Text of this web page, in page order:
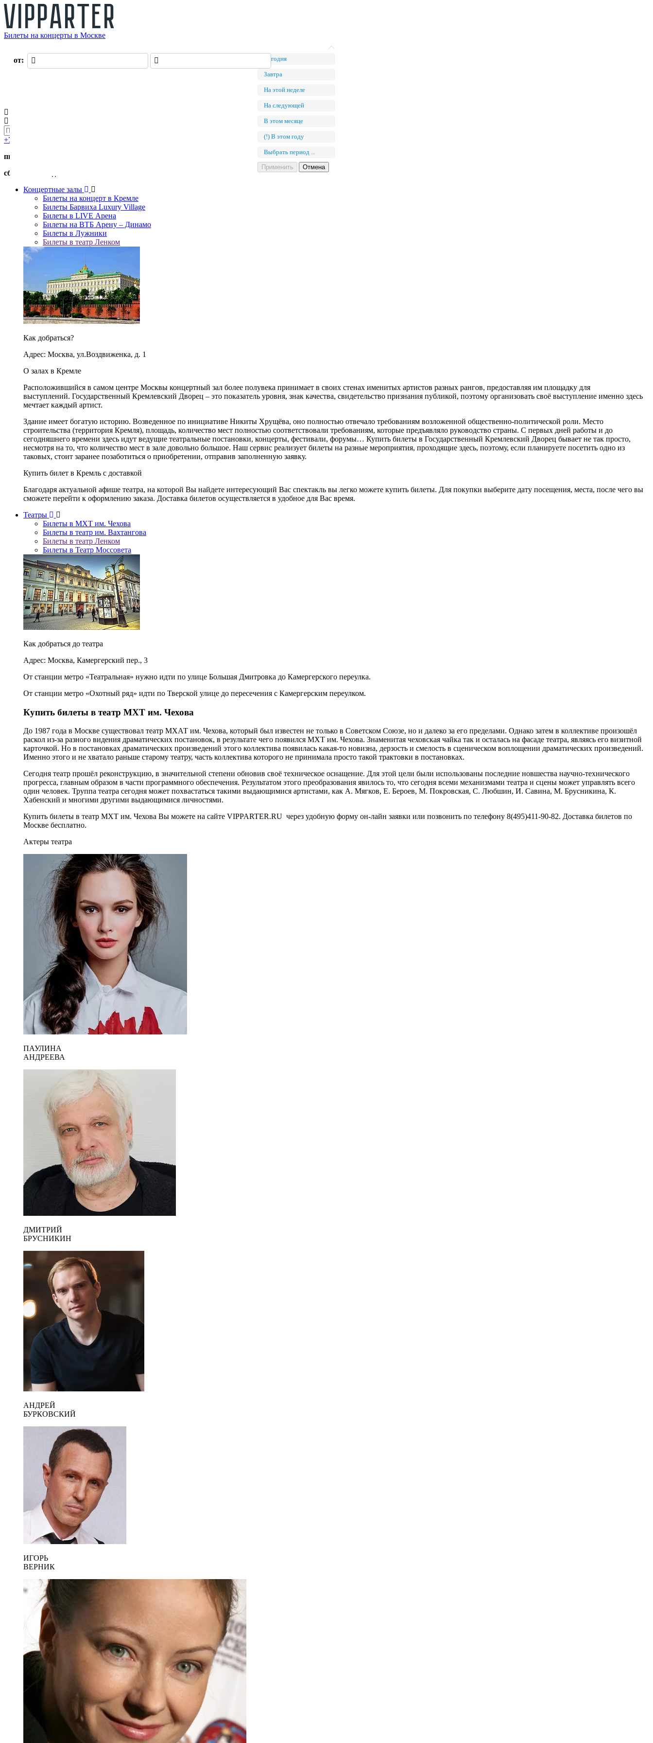
Билеты на концерты в Москве
О нас
Оплата
Доставка
+7 (495) 411-90-82
пн.-пт. с 11:00 до 19:00
сб.-вс. с 11:00 до 17:00
Концертные залы
Билеты на концерт в Кремле
Билеты Барвиха Luxury Village
Билеты в LIVE Арена
Билеты на ВТБ Арену – Динамо
Билеты в Лужники
Билеты в театр Ленком
Как добраться?
Адрес: Москва, ул.Воздвиженка, д. 1
О залах в Кремле
Расположившийся в самом центре Москвы концертный зал более полувека принимает в своих стенах именитых артистов разных рангов, предоставляя им площадку для
выступлений. Государственный Кремлевский Дворец – это показатель уровня, знак качества, свидетельство признания публикой, поэтому организовать своё выступление именно здесь
мечтает каждый артист.
Здание имеет богатую историю. Возведенное по инициативе Никиты Хрущёва, оно полностью отвечало требованиям возложенной общественно-политической роли. Место
строительства (территория Кремля), площадь, количество мест полностью соответствовали требованиям, которые предъявляло руководство страны. С первых дней работы и до
сегодняшнего времени здесь идут ведущие театральные постановки, концерты, фестивали, форумы… Купить билеты в Государственный Кремлевский Дворец бывает не так просто,
несмотря на то, что количество мест в зале довольно большое. Наш сервис реализует билеты на разные мероприятия, проходящие здесь, поэтому, если планируете посетить одно из
таковых, стоит заранее позаботиться о приобретении, отправив заполненную заявку.
Купить билет в Кремль с доставкой
Благодаря актуальной афише театра, на которой Вы найдете интересующий Вас спектакль вы легко можете купить билеты. Для покупки выберите дату посещения, места, после чего вы
сможете перейти к оформлению заказа. Доставка билетов осуществляется в удобное для Вас время.
Театры
Билеты в МХТ им. Чехова
Билеты в театр им. Вахтангова
Билеты в театр Ленком
Билеты в Театр Моссовета
Как добраться до театра
Адрес: Москва, Камергерский пер., 3
От станции метро «Театральная» нужно идти по улице Большая Дмитровка до Камергерского переулка.
От станции метро «Охотный ряд» идти по Тверской улице до пересечения с Камергерским переулком.
Купить билеты в театр МХТ им. Чехова
До 1987 года в Москве существовал театр МХАТ им. Чехова, который был известен не только в Советском Союзе, но и далеко за его пределами. Однако затем в коллективе произошёл
раскол из-за разного видения драматических постановок, в результате чего появился МХТ им. Чехова. Знаменитая чеховская чайка так и осталась на фасаде театра, являясь его визитной
карточкой. Но в постановках драматических произведений этого коллектива появилась какая-то новизна, дерзость и смелость в сценическом воплощении драматических произведений.
Именно этого и не хватало раньше старому театру, часть коллектива которого не принимала просто такой трактовки в постановках.
Сегодня театр прошёл реконструкцию, в значительной степени обновив своё техническое оснащение. Для этой цели были использованы последние новшества научно-технического
прогресса, главным образом в части программного обеспечения. Результатом этого преобразования явилось то, что сегодня всеми механизмами театра и сцены может управлять всего
один человек. Труппа театра сегодня может похвастаться такими выдающимися артистами, как А. Мягков, Е. Бероев, М. Покровская, С. Любшин, И. Савина, М. Брусникина, К.
Хабенский и многими другими выдающимися личностями.
Купить билеты в театр МХТ им. Чехова Вы можете на сайте VIPPARTER.RU через удобную форму он-лайн заявки или позвонить по телефону 8(495)411-90-82. Доставка билетов по
Москве бесплатно.
Актеры театра
ПАУЛИНА
АНДРЕЕВА
ДМИТРИЙ
БРУСНИКИН
АНДРЕЙ
БУРКОВСКИЙ
ИГОРЬ
ВЕРНИК
от: Сегодня
Завтра
На этой неделе
На следующей
В этом месяце
(!) В этом году
Выбрать период ...
Применить Отмена